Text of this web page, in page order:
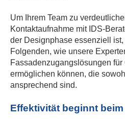
Um Ihrem Team zu
Kontaktaufnahme mit IDS-
der Designphase essenziell
Folgenden, wie unsere
Fassadenzugangslösungen
ermöglichen können, die
ansprechend sind.
Effektivität beginnt